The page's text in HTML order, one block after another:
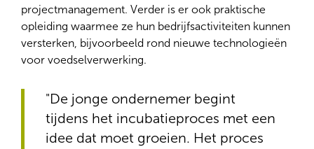
projectmanagement. Verder is er ook praktische
opleiding waarmee ze hun bedrijfsactiviteiten kunnen
versterken, bijvoorbeeld rond nieuwe technologieën
voor voedselverwerking.
"De jonge ondernemer begint
tijdens het incubatieproces met een
idee dat moet groeien. Het proces